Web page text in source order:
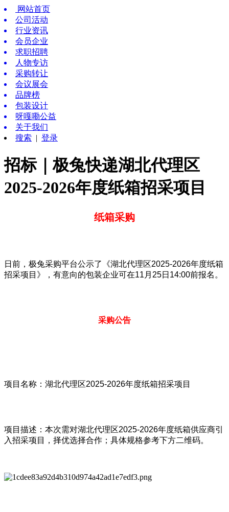
网站首页
公司活动
行业资讯
会员企业
求职招聘
人物专访
采购转让
会议展会
品牌榜
包装设计
呀嘎嘞公益
关于我们
搜索 | 登录
招标｜极兔快递湖北代理区
2025-2026年度纸箱招采项目
纸箱采购
日前，极兔采购平台公示了《湖北代理区2025-2026年度纸箱
招采项目》，有意向的包装企业可在11月25日14:00前报名。
采购公告
项目名称：湖北代理区2025-2026年度纸箱招采项目
项目描述：本次需对湖北代理区2025-2026年度纸箱供应商引
入招采项目，择优选择合作；具体规格参考下方二维码。